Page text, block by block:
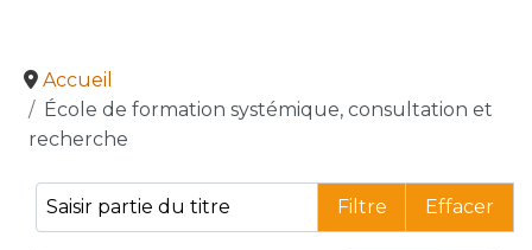
Accueil
École de formation systémique, consultation et
recherche
Saisir partie du titre
Filtre Effacer